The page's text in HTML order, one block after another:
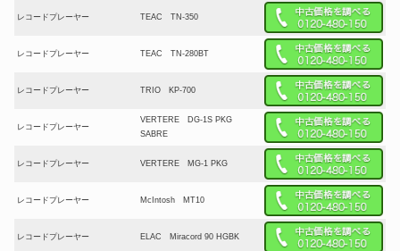
レコードプレーヤー TEAC TN-350
レコードプレーヤー TEAC TN-280BT
レコードプレーヤー TRIO KP-700
レコードプレーヤー
VERTERE DG-1S PKG
SABRE
レコードプレーヤー VERTERE MG-1 PKG
レコードプレーヤー McIntosh MT10
レコードプレーヤー ELAC Miracord 90 HGBK